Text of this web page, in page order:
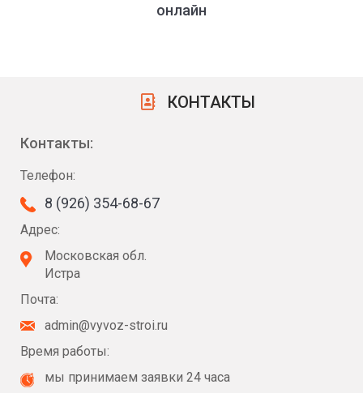
онлайн
КОНТАКТЫ
Контакты:
Телефон:
8 (926) 354-68-67
Адрес:
Московская обл.
Истра
Почта:
admin@vyvoz-stroi.ru
Время работы:
мы принимаем заявки 24 часа